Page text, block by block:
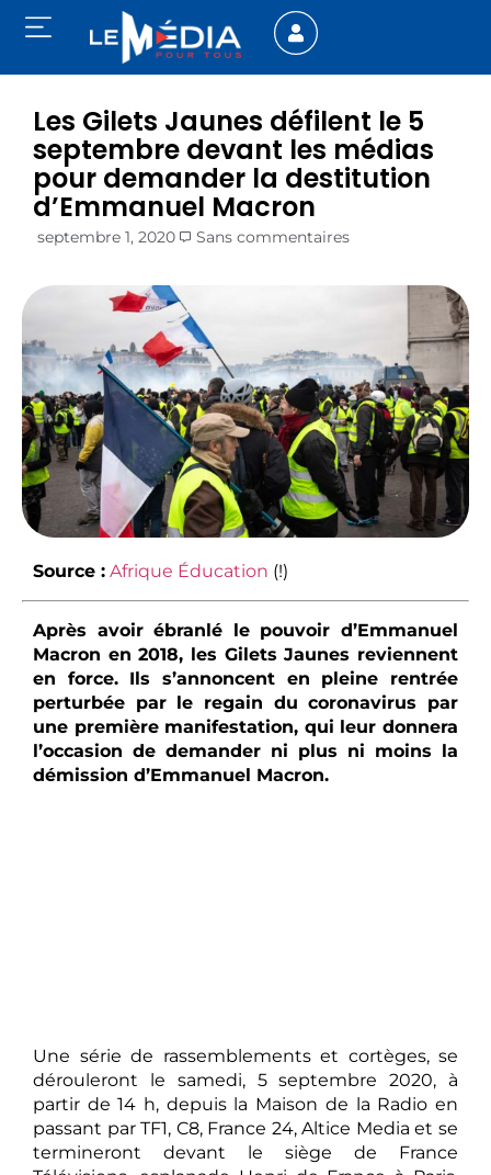
Les Gilets Jaunes défilent le 5
septembre devant les médias
pour demander la destitution
d’Emmanuel Macron
septembre 1, 2020 Sans commentaires
Source : Afrique Éducation (!)
Après avoir ébranlé le pouvoir d’Emmanuel
Macron en 2018, les Gilets Jaunes reviennent
en force. Ils s’annoncent en pleine rentrée
perturbée par le regain du coronavirus par
une première manifestation, qui leur donnera
l’occasion de demander ni plus ni moins la
démission d’Emmanuel Macron.
Une série de rassemblements et cortèges, se
dérouleront le samedi, 5 septembre 2020, à
partir de 14 h, depuis la Maison de la Radio en
passant par TF1, C8, France 24, Altice Media et se
termineront devant le siège de France